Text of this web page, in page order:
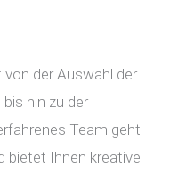
von der Auswahl der
hin zu der
Team geht
bietet Ihnen kreative